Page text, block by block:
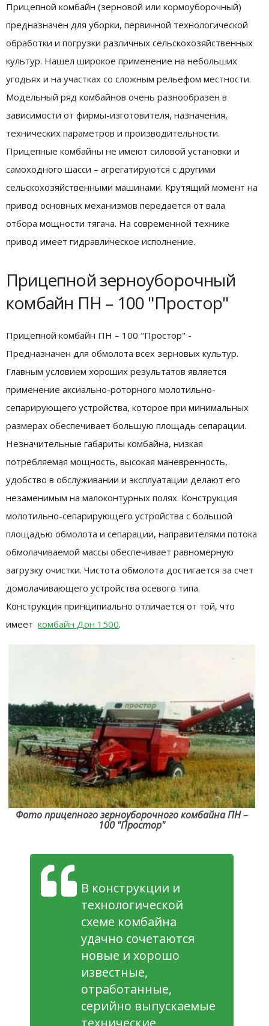
Прицепной комбайн (зерновой или кормоуборочный)
предназначен для уборки, первичной технологической
обработки и погрузки различных сельскохозяйственных
культур. Нашел широкое применение на небольших
угодьях и на участках со сложным рельефом местности.
Модельный ряд комбайнов очень разнообразен в
зависимости от фирмы-изготовителя, назначения,
технических параметров и производительности.
Прицепные комбайны не имеют силовой установки и
самоходного шасси – агрегатируются с другими
сельскохозяйственными машинами. Крутящий момент на
привод основных механизмов передаётся от вала
отбора мощности тягача. На современной технике
привод имеет гидравлическое исполнение.
Прицепной зерноуборочный
комбайн ПН – 100 "Простор"
Прицепной комбайн ПН – 100 "Простор" -
Предназначен для обмолота всех зерновых культур.
Главным условием хороших результатов является
применение аксиально-роторного молотильно-
сепарирующего устройства, которое при минимальных
размерах обеспечивает большую площадь сепарации.
Незначительные габариты комбайна, низкая
потребляемая мощность, высокая маневренность,
удобство в обслуживании и эксплуатации делают его
незаменимым на малоконтурных полях. Конструкция
молотильно-сепарирующего устройства с большой
площадью обмолота и сепарации, направителями потока
обмолачиваемой массы обеспечивает равномерную
загрузку очистки. Чистота обмолота достигается за счет
домолачивающего устройства осевого типа.
Конструкция принципиально отличается от той, что
имеет комбайн Дон 1500.
Фото прицепного зерноуборочного комбайна ПН –
100 "Простор"
В конструкции и
технологической
схеме комбайна
удачно сочетаются
новые и хорошо
известные,
отработанные,
серийно выпускаемые
технические